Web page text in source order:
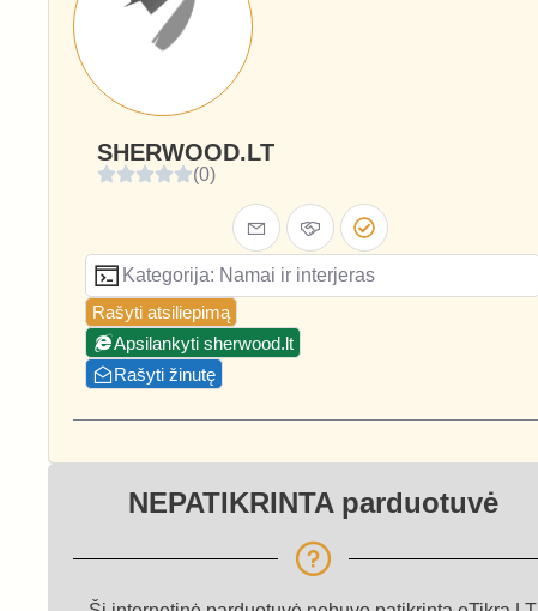
SHERWOOD.LT
(0)
Kategorija: Namai ir interjeras
Rašyti atsiliepimą
Apsilankyti sherwood.lt
Rašyti žinutę
NEPATIKRINTA parduotuvė